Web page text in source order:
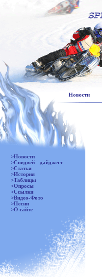
Новости
>Новости
>Спидвей - дайджест
>Статьи
>История
>Таблицы
>Опросы
>Ссылки
>Видео-Фото
>Песни
>О сайте